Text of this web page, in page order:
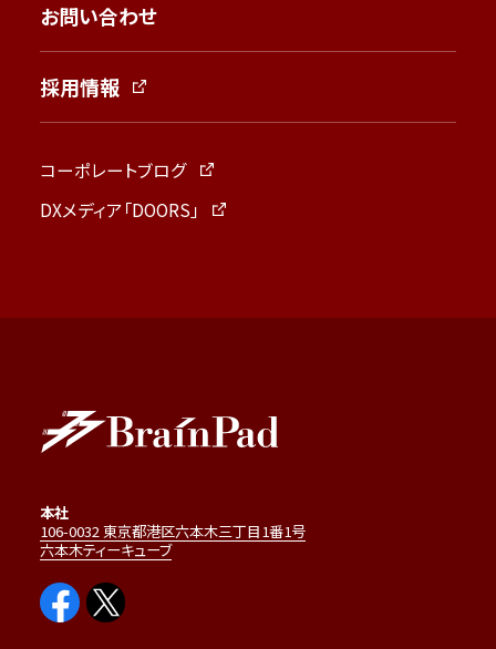
お問い合わせ
採用情報
コーポレートブログ
DXメディア「DOORS」
本社
106-0032 東京都港区六本木三丁目1番1号
六本木ティーキューブ